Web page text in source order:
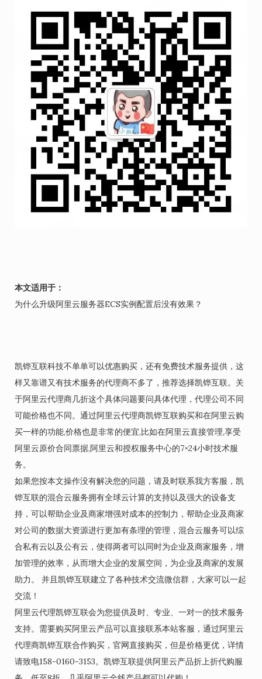
本文适用于：
为什么升级阿里云服务器ECS实例配置后没有效果？
凯铧互联科技不单单可以优惠购买，还有免费技术服务提供，这
样又靠谱又有技术服务的代理商不多了，推荐选择凯铧互联。关
于阿里云代理商几折这个具体问题要问具体代理，代理公司不同
可能价格也不同。通过阿里云代理商凯铧互联购买和在阿里云购
买一样的功能,价格也是非常的便宜,比如在阿里云直接管理,享受
阿里云原价合同票据,阿里云和授权服务中心的7×24小时技术服
务。
如果您按本文操作没有解决您的问题，请及时联系我方客服，凯
铧互联的混合云服务拥有全球云计算的支持以及强大的设备支
持，可以帮助企业及商家增强对成本的控制力，帮助企业及商家
对公司的数据大资源进行更加有条理的管理，混合云服务可以综
合私有云以及公有云，使得两者可以同时为企业及商家服务，增
加管理的效率，从而增大企业的发展空间，为企业及商家的发展
助力。 并且凯铧互联建立了各种技术交流微信群，大家可以一起
交流！
阿里云代理凯铧互联会为您提供及时、专业、一对一的技术服务
支持。需要购买阿里云产品可以直接联系本站客服，通过阿里云
代理商凯铧互联合作购买，官网直接购买，但是价格更优，详情
请致电158-0160-3153。凯铧互联提供阿里云产品折上折代购服